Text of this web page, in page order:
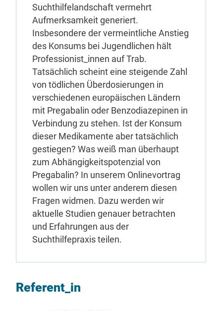
Suchthilfelandschaft vermehrt
Aufmerksamkeit generiert.
Insbesondere der vermeintliche Anstieg
des Konsums bei Jugendlichen hält
Professionist_innen auf Trab.
Tatsächlich scheint eine steigende Zahl
von tödlichen Überdosierungen in
verschiedenen europäischen Ländern
mit Pregabalin oder Benzodiazepinen in
Verbindung zu stehen. Ist der Konsum
dieser Medikamente aber tatsächlich
gestiegen? Was weiß man überhaupt
zum Abhängigkeitspotenzial von
Pregabalin? In unserem Onlinevortrag
wollen wir uns unter anderem diesen
Fragen widmen. Dazu werden wir
aktuelle Studien genauer betrachten
und Erfahrungen aus der
Suchthilfepraxis teilen.
Referent_in